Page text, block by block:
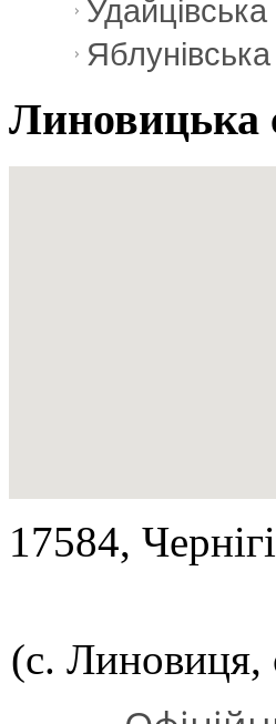
Линовицька
17584,
(с. Линовиця,